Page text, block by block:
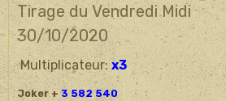
Tirage du Vendredi Midi
30/10/2020
Multiplicateur:x3
Joker +3 582 540